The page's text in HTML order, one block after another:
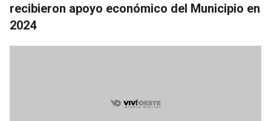
recibieron apoyo económico del Municipio en
2024